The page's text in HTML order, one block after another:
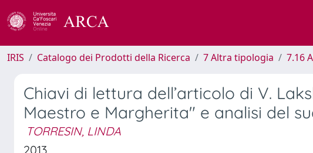
IRIS Catalogo dei Prodotti della Ricerca 7 Altra tipologia 7.16
Chiavi di lettura dell’articolo di V.
Maestro e Margherita" e analisi del
TORRESIN, LINDA
2013